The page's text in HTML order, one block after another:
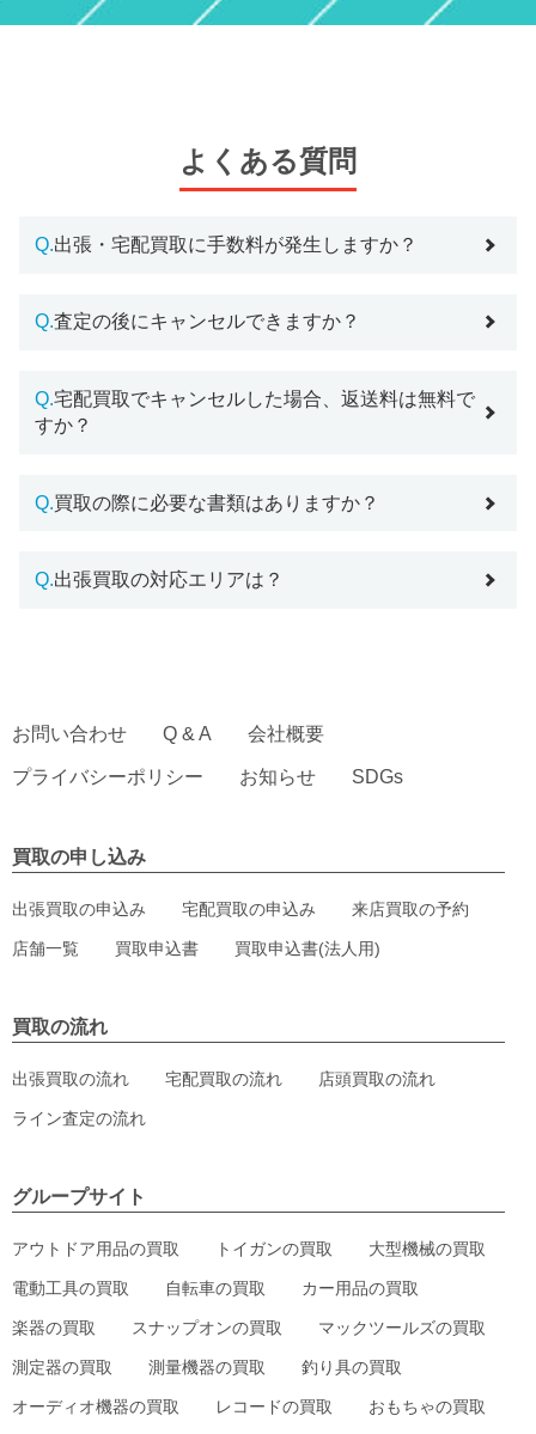
よくある質問
Q.出張・宅配買取に手数料が発生しますか？
Q.査定の後にキャンセルできますか？
Q.宅配買取でキャンセルした場合、返送料は無料で
すか？
Q.買取の際に必要な書類はありますか？
Q.出張買取の対応エリアは？
お問い合わせ Q & A 会社概要
プライバシーポリシー お知らせ SDGs
買取の申し込み
出張買取の申込み 宅配買取の申込み 来店買取の予約
店舗一覧 買取申込書 買取申込書(法人用)
買取の流れ
出張買取の流れ 宅配買取の流れ 店頭買取の流れ
ライン査定の流れ
グループサイト
アウトドア用品の買取 トイガンの買取 大型機械の買取
電動工具の買取 自転車の買取 カー用品の買取
楽器の買取 スナップオンの買取 マックツールズの買取
測定器の買取 測量機器の買取 釣り具の買取
オーディオ機器の買取 レコードの買取 おもちゃの買取